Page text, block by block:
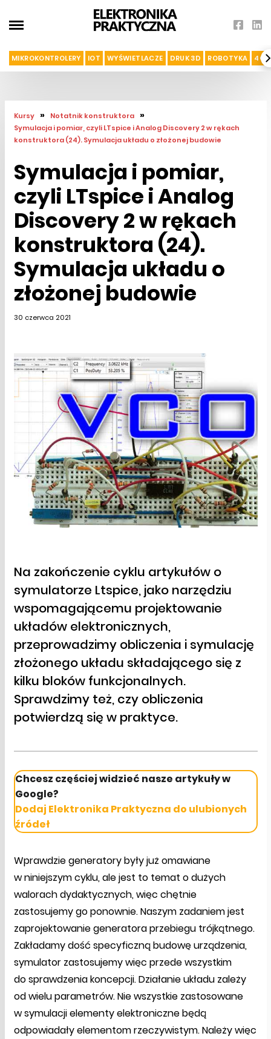
MIKROKONTROLERY IOT WYŚWIETLACZE DRUK 3D ROBOTYKA 4G I
Kursy » Notatnik konstruktora »
Symulacja i pomiar, czyli LTspice i Analog Discovery 2 w rękach
konstruktora (24). Symulacja układu o złożonej budowie
Symulacja i pomiar,
czyli LTspice i Analog
Discovery 2 w rękach
konstruktora (24).
Symulacja układu o
złożonej budowie
30 czerwca 2021
Na zakończenie cyklu artykułów o
symulatorze Ltspice, jako narzędziu
wspomagającemu projektowanie
układów elektronicznych,
przeprowadzimy obliczenia i symulację
złożonego układu składającego się z
kilku bloków funkcjonalnych.
Sprawdzimy też, czy obliczenia
potwierdzą się w praktyce.
Chcesz częściej widzieć nasze artykuły w
Google?
Dodaj Elektronika Praktyczna do ulubionych
źródeł
Wprawdzie generatory były już omawiane
w niniejszym cyklu, ale jest to temat o dużych
walorach dydaktycznych, więc chętnie
zastosujemy go ponownie. Naszym zadaniem jest
zaprojektowanie generatora przebiegu trójkątnego.
Zakładamy dość specyficzną budowę urządzenia,
symulator zastosujemy więc przede wszystkim
do sprawdzenia koncepcji. Działanie układu zależy
od wielu parametrów. Nie wszystkie zastosowane
w symulacji elementy elektroniczne będą
odpowiadały elementom rzeczywistym. Należy więc